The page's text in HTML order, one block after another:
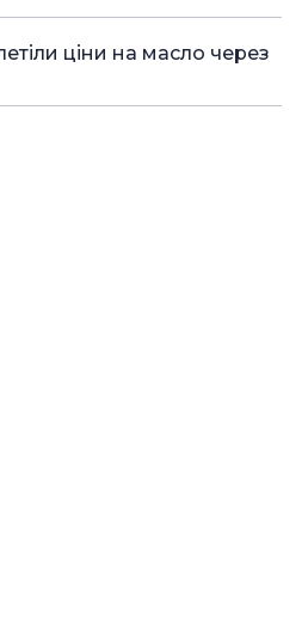
ціни на масло через